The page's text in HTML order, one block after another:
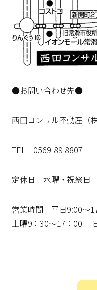
●お問い合わせ先●
西田コンサル不動産（株
TEL 0569-89-8807
定休日 水曜・祝祭日
営業時間 平日9:00～
土曜9：30～17：00